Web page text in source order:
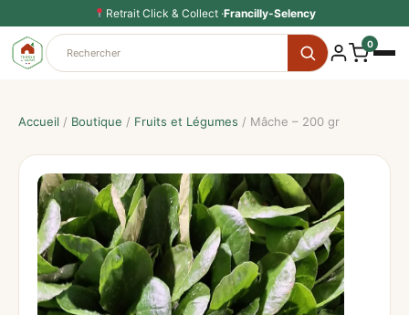
contenu
Retrait Click & Collect ·Francilly-Selency
0
Accueil / Boutique / Fruits et Légumes / Mâche – 200 gr